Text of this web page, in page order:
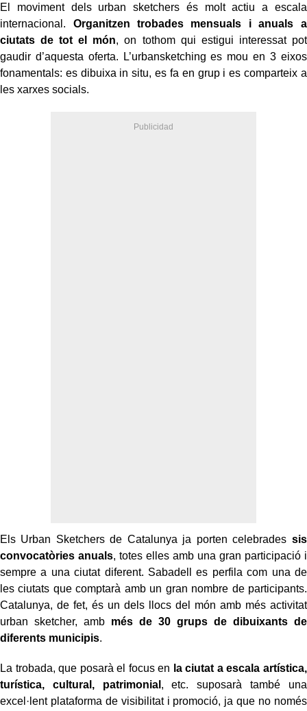
El moviment dels urban sketchers és molt actiu a escala
internacional. Organitzen trobades mensuals i anuals a
ciutats de tot el món, on tothom qui estigui interessat pot
gaudir d’aquesta oferta. L’urbansketching es mou en 3 eixos
fonamentals: es dibuixa in situ, es fa en grup i es comparteix a
les xarxes socials.
Els Urban Sketchers de Catalunya ja porten celebrades sis
convocatòries anuals, totes elles amb una gran participació i
sempre a una ciutat diferent. Sabadell es perfila com una de
les ciutats que comptarà amb un gran nombre de participants.
Catalunya, de fet, és un dels llocs del món amb més activitat
urban sketcher, amb més de 30 grups de dibuixants de
diferents municipis.
La trobada, que posarà el focus en la ciutat a escala artística,
turística, cultural, patrimonial , etc. suposarà també una
excel·lent plataforma de visibilitat i promoció, ja que no només